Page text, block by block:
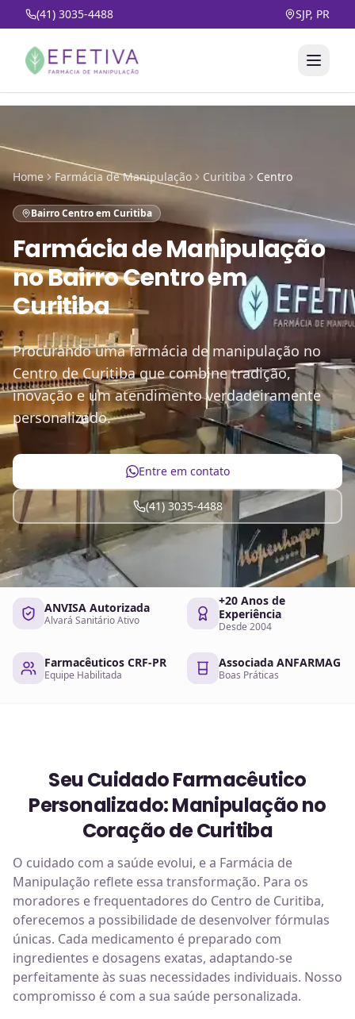
(41) 3035-4488 SJP, PR
Home Farmácia de Manipulação Curitiba Centro
Bairro Centro em Curitiba
Farmácia de Manipulação
noBairro Centro em
Curitiba
Procurando uma farmácia de manipulação no
Centro de Curitiba que combine tradição,
inovação e um atendimento verdadeiramente
personalizado.
Entre em contato
(41) 3035-4488
ANVISA Autorizada
Alvará Sanitário Ativo
+20 Anos de
Experiência
Desde 2004
Farmacêuticos CRF-PR
Equipe Habilitada
Associada ANFARMAG
Boas Práticas
Seu Cuidado Farmacêutico
Personalizado: Manipulação no
Coração de Curitiba
O cuidado com a saúde evolui, e a Farmácia de
Manipulação reflete essa transformação. Para os
moradores e frequentadores do Centro de Curitiba,
oferecemos a possibilidade de desenvolver fórmulas
únicas. Cada medicamento é preparado com
ingredientes e dosagens exatas, adaptando-se
perfeitamente às suas necessidades individuais. Nosso
compromisso é com a sua saúde personalizada.